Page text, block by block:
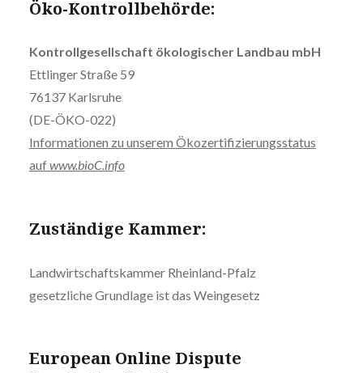
Öko-Kontrollbehörde:
Kontrollgesellschaft ökologischer Landbau mbH
Ettlinger Straße 59
76137 Karlsruhe
(DE-ÖKO-022)
Informationen zu unserem Ökozertifizierungsstatus
aufwww.bioC.info
Zuständige Kammer:
Landwirtschaftskammer Rheinland-Pfalz
gesetzliche Grundlage ist das Weingesetz
European Online Dispute